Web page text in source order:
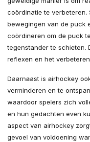
coördinatie te verbeteren.
bewegingen van de puck
coördineren om de puck
tegenstander te schieten.
reflexen en het
Daarnaast is airhockey
verminderen en te
waardoor spelers zich
en hun gedachten even
aspect van airhockey
gevoel van voldoening